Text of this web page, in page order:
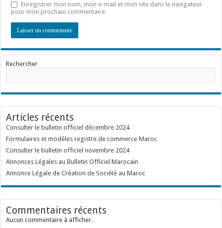
Enregistrer mon nom, mon e-mail et mon site dans le navigateur
pour mon prochain commentaire.
Rechercher
Articles récents
Consulter le bulletin officiel décembre 2024
Formulaires et modèles registre de commerce Maroc
Consulter le bulletin officiel novembre 2024
Annonces Légales au Bulletin Officiel Marocain
Annonce Légale de Création de Société au Maroc
Commentaires récents
Aucun commentaire à afficher.